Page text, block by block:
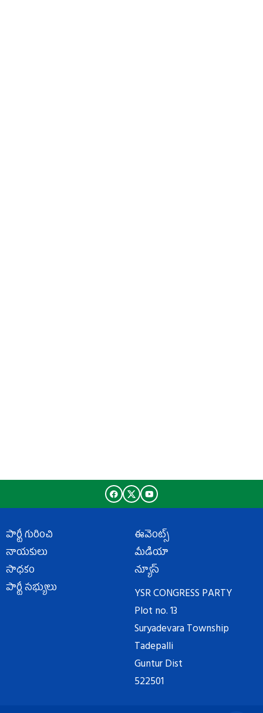
పార్టీ గురించి
నాయకులు
సాధకం
పార్టీ సభ్యులు
ఈవెంట్స్
మీడియా
న్యూస్
YSR CONGRESS PARTY
Plot no. 13
Suryadevara Township
Tadepalli
Guntur Dist
522501